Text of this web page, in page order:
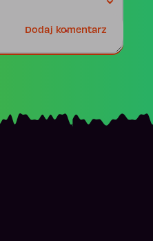
Dodaj komentarz